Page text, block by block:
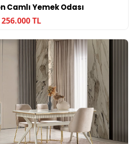
Camlı Yemek Odası
256.000 TL